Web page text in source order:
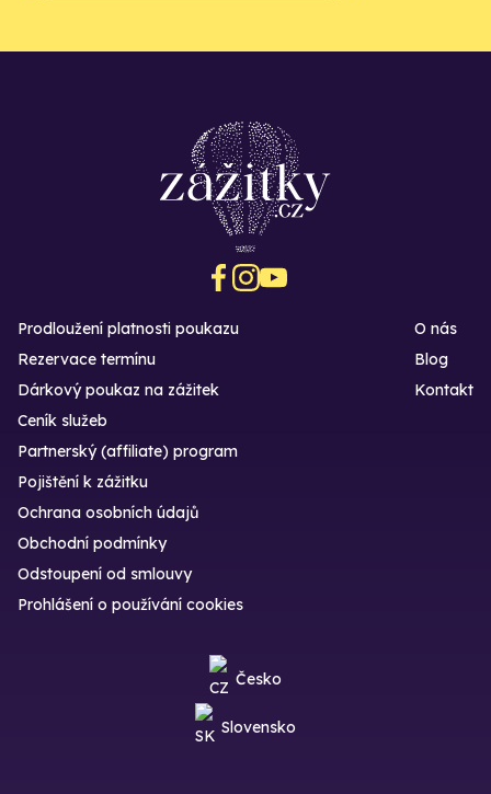
Prodloužení platnosti poukazu
Rezervace termínu
Dárkový poukaz na zážitek
O nás
Blog
Kontakt
Ceník služeb
Partnerský (affiliate) program
Pojištění k zážitku
Ochrana osobních údajů
Obchodní podmínky
Odstoupení od smlouvy
Prohlášení o používání cookies
Česko
Slovensko